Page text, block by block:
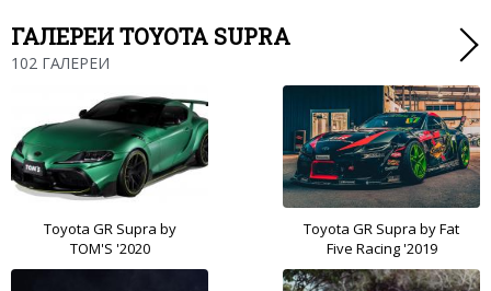
ГАЛЕРЕИ TOYOTA SUPRA
102 ГАЛЕРЕИ
Toyota GR Supra by
TOM'S '2020
Toyota GR Supra by Fat
Five Racing '2019